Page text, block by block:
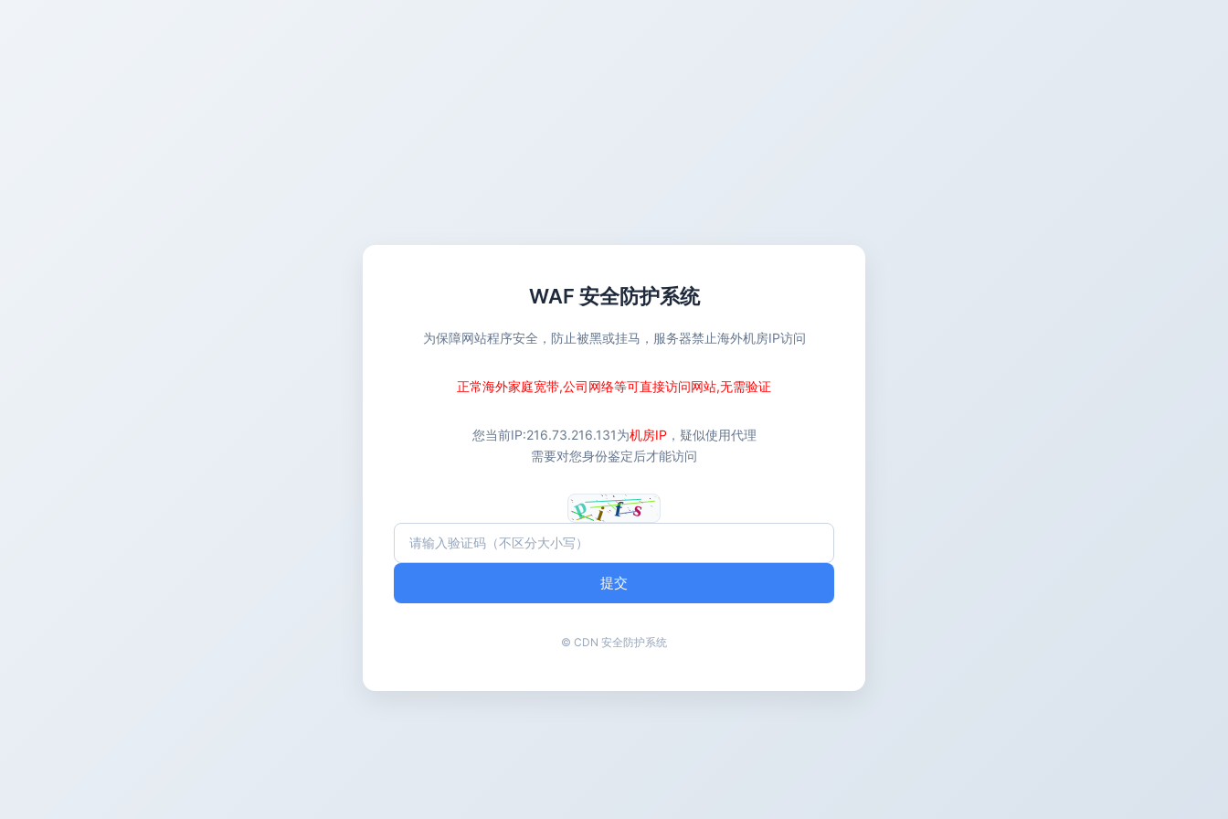
WAF 安全防护系统
为保障网站程序安全，防止被黑或挂马，服务器禁止海外机房IP访问
正常海外家庭宽带,公司网络等可直接访问网站,无需验证
您当前IP:216.73.216.131为机房IP ，疑似使用代理
需要对您身份鉴定后才能访问
提交
© CDN 安全防护系统